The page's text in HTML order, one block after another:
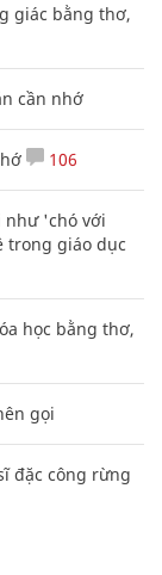
giác bằng thơ,
cần nhớ
106
như 'chó với
trong giáo dục
học bằng thơ,
gọi
đặc công rừng